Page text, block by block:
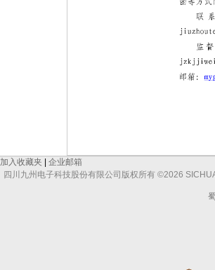
加入收藏夹
企业邮箱
四川九州电子科技股份有限公司版权所有 ©2026